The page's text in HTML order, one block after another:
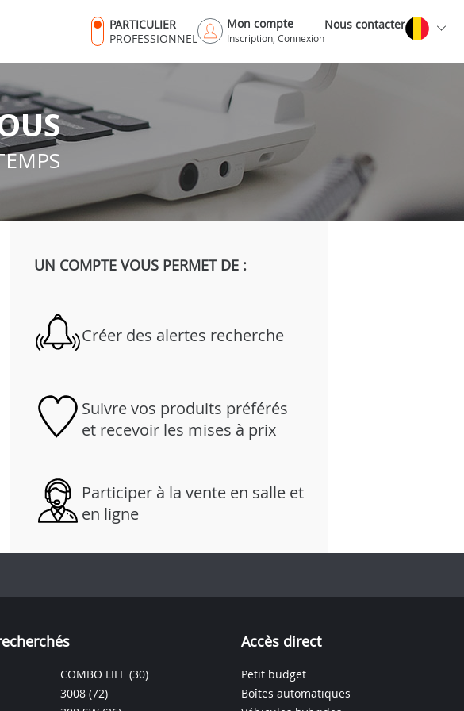
PARTICULIER
PROFESSIONNEL
Mon compte
Inscription, Connexion
Nous contacter
UN COMPTE VOUS PERMET DE :
Créer des alertes recherche
Suivre vos produits préférés
et recevoir les mises à prix
Participer à la vente en salle et
en ligne
COMBO LIFE (30)
3008 (72)
Accès direct
Petit budget
Boîtes automatiques